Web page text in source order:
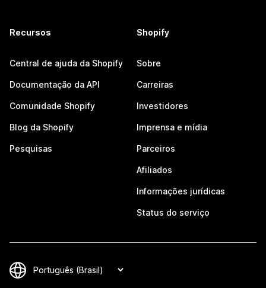
Recursos
Central de ajuda da Shopify
Documentação da API
Comunidade Shopify
Blog da Shopify
Pesquisas
Shopify
Sobre
Carreiras
Investidores
Imprensa e mídia
Parceiros
Afiliados
Informações jurídicas
Status do serviço